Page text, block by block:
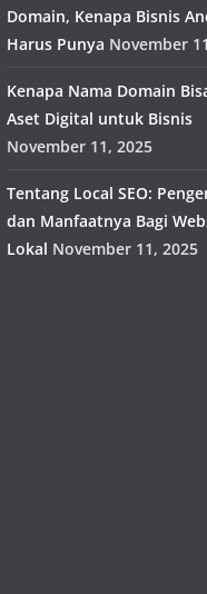
Domain, Kenapa Bisnis
Harus Punya November
Kenapa Nama Domain
Aset Digital untuk Bisnis
November 11, 2025
Tentang Local SEO:
dan Manfaatnya Bagi
Lokal November 11, 2025